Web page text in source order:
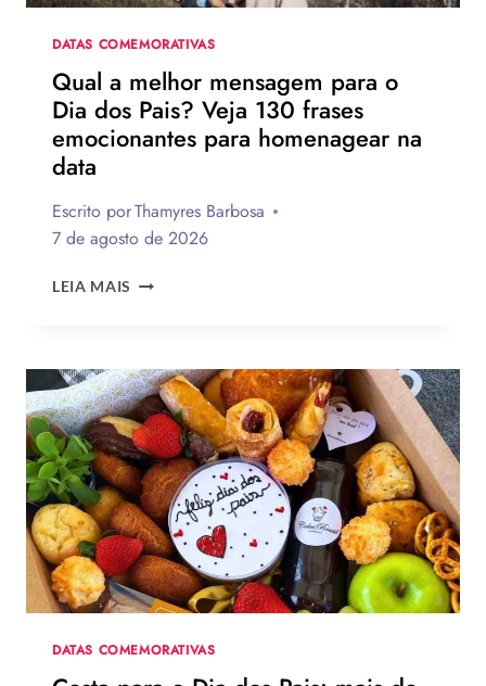
DATAS COMEMORATIVAS
Qual a melhor mensagem para o
Dia dos Pais? Veja 130 frases
emocionantes para homenagear na
data
Escrito porThamyres Barbosa
7 de agosto de 2026
LEIA MAIS QUAL
PARA
O
DIA
DOS
PAIS?
VEJA
130
FRASES
EMOCIONANTES
PARA
HOMENAGEAR
DATA
DATAS COMEMORATIVAS